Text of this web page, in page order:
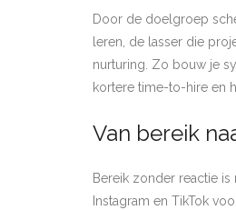
Door de doelgroep
leren, de lasser die
nurturing. Zo bouw je
kortere time-to-hire en
Van bereik
Bereik zonder reactie is
Instagram en TikTok